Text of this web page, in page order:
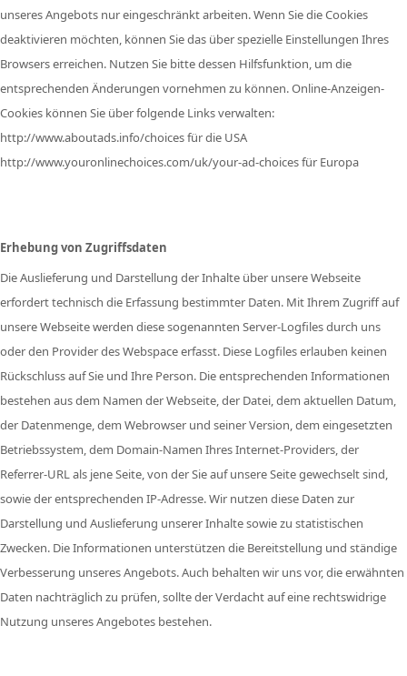
unseres Angebots nur eingeschränkt arbeiten. Wenn Sie die Cookies
deaktivieren möchten, können Sie das über spezielle Einstellungen Ihres
Browsers erreichen. Nutzen Sie bitte dessen Hilfsfunktion, um die
entsprechenden Änderungen vornehmen zu können. Online-Anzeigen-
Cookies können Sie über folgende Links verwalten:
http://www.aboutads.info/choices für die USA
http://www.youronlinechoices.com/uk/your-ad-choices für Europa
Erhebung von Zugriffsdaten
Die Auslieferung und Darstellung der Inhalte über unsere Webseite
erfordert technisch die Erfassung bestimmter Daten. Mit Ihrem Zugriff auf
unsere Webseite werden diese sogenannten Server-Logfiles durch uns
oder den Provider des Webspace erfasst. Diese Logfiles erlauben keinen
Rückschluss auf Sie und Ihre Person. Die entsprechenden Informationen
bestehen aus dem Namen der Webseite, der Datei, dem aktuellen Datum,
der Datenmenge, dem Webrowser und seiner Version, dem eingesetzten
Betriebssystem, dem Domain-Namen Ihres Internet-Providers, der
Referrer-URL als jene Seite, von der Sie auf unsere Seite gewechselt sind,
sowie der entsprechenden IP-Adresse. Wir nutzen diese Daten zur
Darstellung und Auslieferung unserer Inhalte sowie zu statistischen
Zwecken. Die Informationen unterstützen die Bereitstellung und ständige
Verbesserung unseres Angebots. Auch behalten wir uns vor, die erwähnten
Daten nachträglich zu prüfen, sollte der Verdacht auf eine rechtswidrige
Nutzung unseres Angebotes bestehen.